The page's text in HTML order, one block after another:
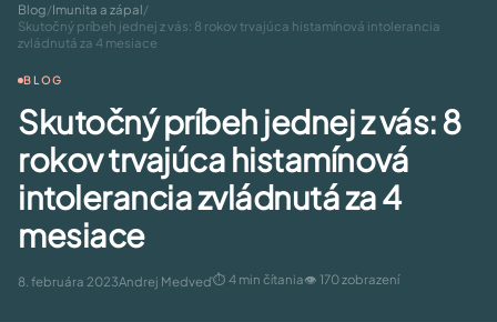
Blog/Imunita a zápal/
Skutočný príbeh jednej z vás: 8 rokov trvajúca histamínová intolerancia
zvládnutá za 4 mesiace
BLOG
Skutočný príbeh jednej z vás: 8
rokov trvajúca histamínová
intolerancia zvládnutá za 4
mesiace
8. februára 2023Andrej Medveď⏱ 4 min čítania👁 170 zobrazení